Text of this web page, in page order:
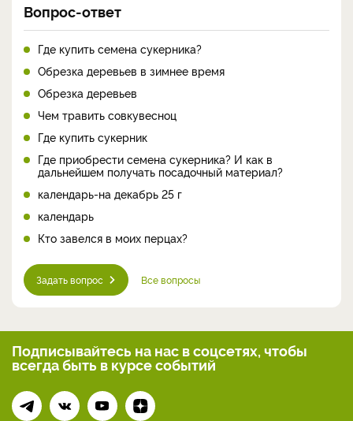
Вопрос-ответ
Где купить семена сукерника?
Обрезка деревьев в зимнее время
Обрезка деревьев
Чем травить совкувесноц
Где купить сукерник
Где приобрести семена сукерника? И как в
дальнейшем получать посадочный материал?
календарь-на декабрь 25 г
календарь
Кто завелся в моих перцах?
Задать вопрос Все вопросы
Подписывайтесь на нас в соцсетях, чтобы
всегдабыть в курсе событий